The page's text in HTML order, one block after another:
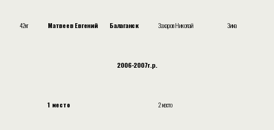
42кг Матвеев Евгений Балаганск Захаров Николай Зима
2006-2007г.р.
1 место 2 место